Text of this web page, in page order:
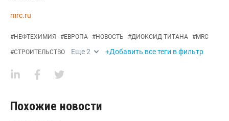
mrc.ru
#НЕФТЕХИМИЯ #ЕВРОПА #НОВОСТЬ #ДИОКСИД ТИТАНА #MRC
#СТРОИТЕЛЬСТВО Еще2 +Добавить все теги в фильтр
Похожие новости